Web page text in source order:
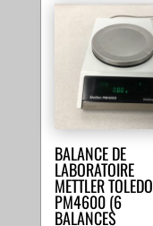
BALANCE DE
LABORATOIRE
METTLER TOLEDO
PM4600 (6
BALANCES